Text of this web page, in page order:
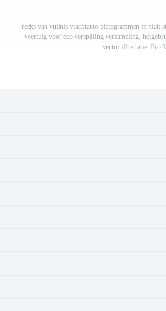
reeks van vuilnis vrachtauto pictogrammen in vlak
voertuig voor eco verspilling verzameling.
vector illustratie. Pro